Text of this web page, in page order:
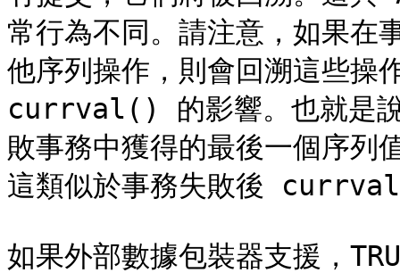
常行為不同。請注意，如果在
他序列操作，則會回溯這些操
currval() 的影響。也就是
敗事務中獲得的最後一個序列
這類似於事務失敗後
如果外部數據包裝器支援，